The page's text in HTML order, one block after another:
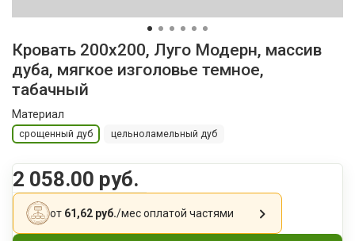
Кровать 200x200, Луго Модерн, массив
дуба, мягкое изголовье темное,
табачный
Материал
срощенный дуб цельноламельный дуб
2 058.00 руб.
от 61,62 руб./месоплатой частями